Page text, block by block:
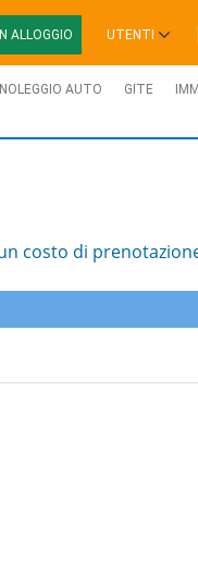
ALLOGGIO UTENTI
NOLEGGIO AUTO GITE
costo di